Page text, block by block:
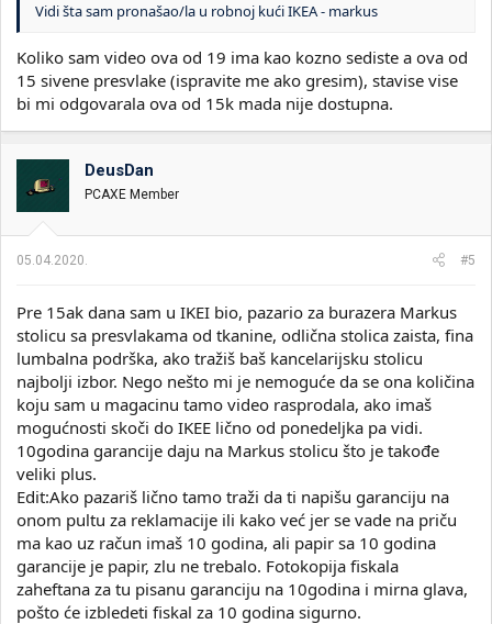
Vidi šta sam pronašao/la u robnoj kući IKEA - markus
Koliko sam video ova od 19 ima kao kozno sediste a ova od
15 sivene presvlake (ispravite me ako gresim), stavise vise
bi mi odgovarala ova od 15k mada nije dostupna.
DeusDan
PCAXE Member
05.04.2020. #5
Pre 15ak dana sam u IKEI bio, pazario za burazera Markus
stolicu sa presvlakama od tkanine, odlična stolica zaista, fina
lumbalna podrška, ako tražiš baš kancelarijsku stolicu
najbolji izbor. Nego nešto mi je nemoguće da se ona količina
koju sam u magacinu tamo video rasprodala, ako imaš
mogućnosti skoči do IKEE lično od ponedeljka pa vidi.
10godina garancije daju na Markus stolicu što je takođe
veliki plus.
Edit:Ako pazariš lično tamo traži da ti napišu garanciju na
onom pultu za reklamacije ili kako već jer se vade na priču
ma kao uz račun imaš 10 godina, ali papir sa 10 godina
garancije je papir, zlu ne trebalo. Fotokopija fiskala
zaheftana za tu pisanu garanciju na 10godina i mirna glava,
pošto će izbledeti fiskal za 10 godina sigurno.